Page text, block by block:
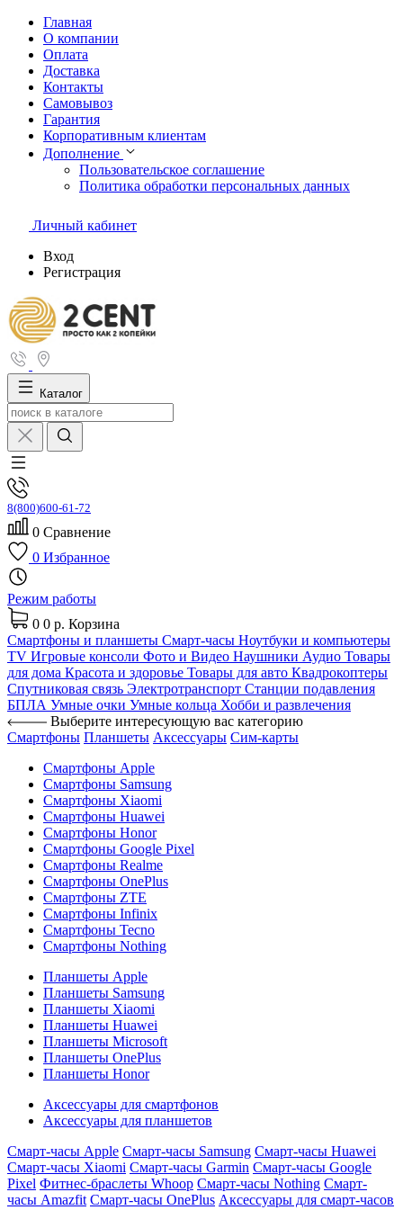
Главная
О компании
Оплата
Доставка
Контакты
Самовывоз
Гарантия
Корпоративным клиентам
Дополнение
Пользовательское соглашение
Политика обработки персональных данных
Личный кабинет
Вход
Регистрация
Каталог
8(800)600-61-72
0 Сравнение
0 Избранное
Режим работы
0 0 р. Корзина
Смартфоны и планшеты Смарт-часы Ноутбуки и компьютеры
TV Игровые консоли Фото и Видео Наушники Аудио Товары
для дома Красота и здоровье Товары для авто Квадрокоптеры
Спутниковая связь Электротранспорт Станции подавления
БПЛА Умные очки Умные кольца Хобби и развлечения
Выберите интересующую вас категорию
Смартфоны Планшеты Аксессуары Сим-карты
Смартфоны Apple
Смартфоны Samsung
Смартфоны Xiaomi
Смартфоны Huawei
Смартфоны Honor
Смартфоны Google Pixel
Смартфоны Realme
Смартфоны OnePlus
Смартфоны ZTE
Смартфоны Infinix
Смартфоны Tecno
Смартфоны Nothing
Планшеты Apple
Планшеты Samsung
Планшеты Xiaomi
Планшеты Huawei
Планшеты Microsoft
Планшеты OnePlus
Планшеты Honor
Аксессуары для смартфонов
Аксессуары для планшетов
Смарт-часы Apple Смарт-часы Samsung Смарт-часы Huawei
Смарт-часы Xiaomi Смарт-часы Garmin Смарт-часы Google
Pixel Фитнес-браслеты Whoop Смарт-часы Nothing Смарт-
часы Amazfit Смарт-часы OnePlus Аксессуары для смарт-часов